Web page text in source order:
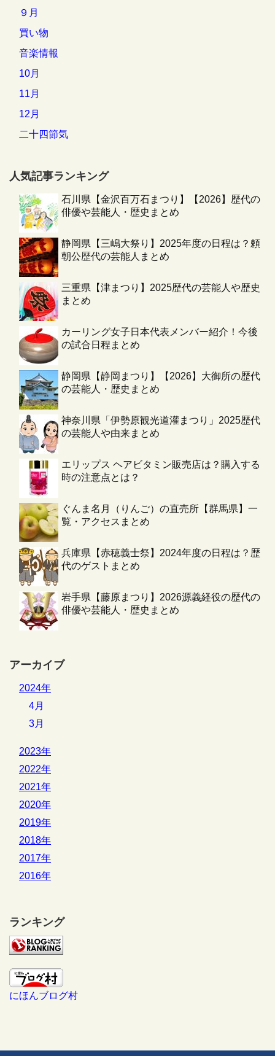
９月
買い物
音楽情報
10月
11月
12月
二十四節気
人気記事ランキング
石川県【金沢百万石まつり】【2026】歴代の
俳優や芸能人・歴史まとめ
静岡県【三嶋大祭り】2025年度の日程は？頼
朝公歴代の芸能人まとめ
三重県【津まつり】2025歴代の芸能人や歴史
まとめ
カーリング女子日本代表メンバー紹介！今後
の試合日程まとめ
静岡県【静岡まつり】【2026】大御所の歴代
の芸能人・歴史まとめ
神奈川県「伊勢原観光道灌まつり」2025歴代
の芸能人や由来まとめ
エリップス ヘアビタミン販売店は？購入する
時の注意点とは？
ぐんま名月（りんご）の直売所【群馬県】一
覧・アクセスまとめ
兵庫県【赤穂義士祭】2024年度の日程は？歴
代のゲストまとめ
岩手県【藤原まつり】2026源義経役の歴代の
俳優や芸能人・歴史まとめ
アーカイブ
2024年
4月
3月
2023年
2022年
2021年
2020年
2019年
2018年
2017年
2016年
ランキング
にほんブログ村